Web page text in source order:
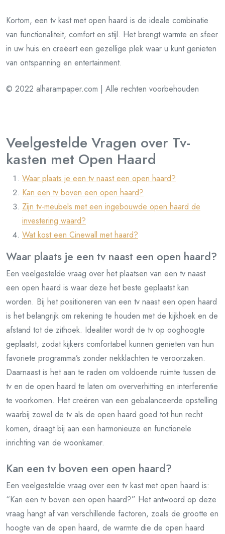
Kortom, een tv kast met open haard is de ideale combinatie
van functionaliteit, comfort en stijl. Het brengt warmte en sfeer
in uw huis en creëert een gezellige plek waar u kunt genieten
van ontspanning en entertainment.
© 2022 alharampaper.com | Alle rechten voorbehouden
Veelgestelde Vragen over Tv-
kasten met Open Haard
Waar plaats je een tv naast een open haard?
Kan een tv boven een open haard?
Zijn tv-meubels met een ingebouwde open haard de
investering waard?
Wat kost een Cinewall met haard?
Waar plaats je een tv naast een open haard?
Een veelgestelde vraag over het plaatsen van een tv naast
een open haard is waar deze het beste geplaatst kan
worden. Bij het positioneren van een tv naast een open haard
is het belangrijk om rekening te houden met de kijkhoek en de
afstand tot de zithoek. Idealiter wordt de tv op ooghoogte
geplaatst, zodat kijkers comfortabel kunnen genieten van hun
favoriete programma’s zonder nekklachten te veroorzaken.
Daarnaast is het aan te raden om voldoende ruimte tussen de
tv en de open haard te laten om oververhitting en interferentie
te voorkomen. Het creëren van een gebalanceerde opstelling
waarbij zowel de tv als de open haard goed tot hun recht
komen, draagt bij aan een harmonieuze en functionele
inrichting van de woonkamer.
Kan een tv boven een open haard?
Een veelgestelde vraag over een tv kast met open haard is:
“Kan een tv boven een open haard?” Het antwoord op deze
vraag hangt af van verschillende factoren, zoals de grootte en
hoogte van de open haard, de warmte die de open haard